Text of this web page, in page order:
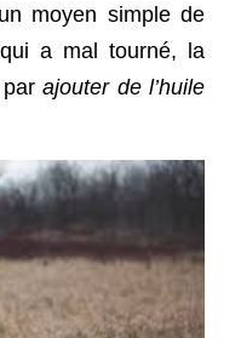
moyen simple de
a mal tourné, la
parajouter de l’huile